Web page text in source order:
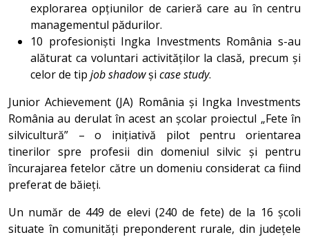
explorarea opțiunilor de carieră care au în centru
managementul pădurilor.
10 profesioniști Ingka Investments România s-au
alăturat ca voluntari activităților la clasă, precum și
celor de tip job shadowși case study.
Junior Achievement (JA) România și Ingka Investments
România au derulat în acest an școlar proiectul „Fete în
silvicultură” – o inițiativă pilot pentru orientarea
tinerilor spre profesii din domeniul silvic și pentru
încurajarea fetelor către un domeniu considerat ca fiind
preferat de băieți.
Un număr de 449 de elevi (240 de fete) de la 16 școli
situate în comunități preponderent rurale, din județele